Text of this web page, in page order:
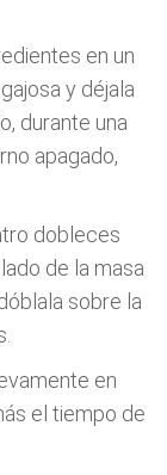
en un
y déjala
durante una
apagado,
dobleces
lado de la masa
sobre la
en
el tiempo de